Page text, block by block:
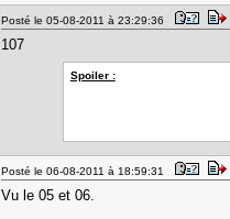
Posté le 05-08-2011 à 23:29:36
107
Spoiler :
Posté le 06-08-2011 à 18:59:31
Vu le 05 et 06.